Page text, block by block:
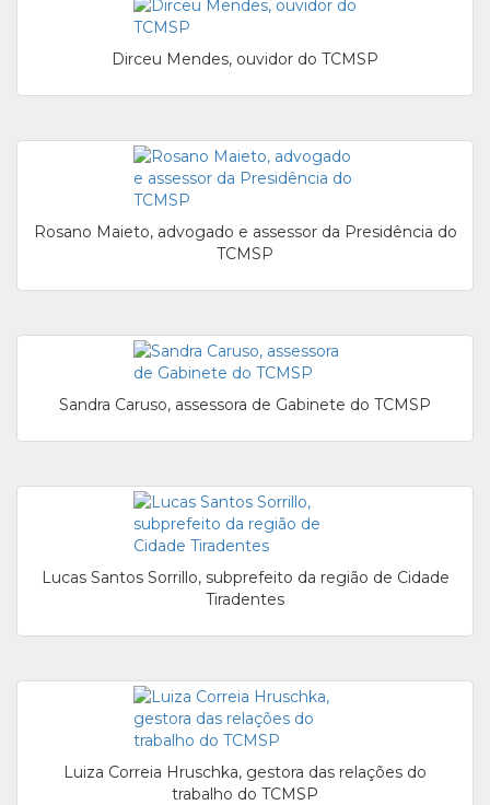
Dirceu Mendes, ouvidor do TCMSP
Rosano Maieto, advogado e assessor da Presidência do
TCMSP
Sandra Caruso, assessora de Gabinete do TCMSP
Lucas Santos Sorrillo, subprefeito da região de Cidade
Tiradentes
Luiza Correia Hruschka, gestora das relações do
trabalho do TCMSP